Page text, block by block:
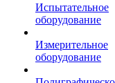
Испытательное
оборудование
Измерительное
оборудование